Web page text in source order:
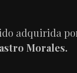
adquirida
Morales.